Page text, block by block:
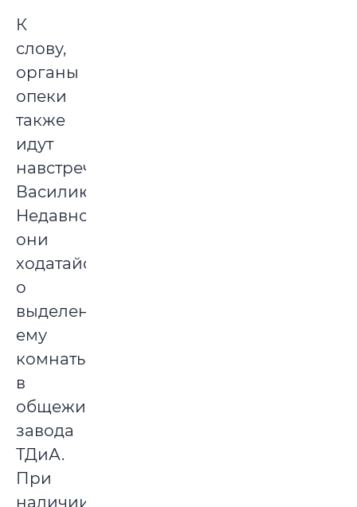
К
слову,
органы
опеки
также
идут
навстречу
Василию.
Недавно
они
ходатайствовали
о
выделении
ему
комнаты
в
общежитии
завода
ТДиА.
При
наличии